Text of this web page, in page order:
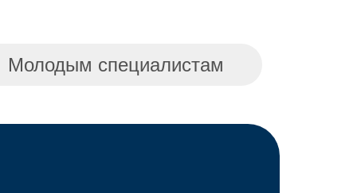
Молодым специалистам